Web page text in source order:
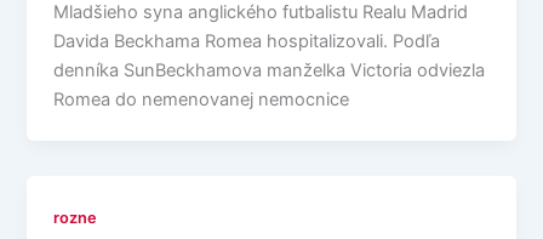
Mladšieho syna anglického futbalistu Realu Madrid
Davida Beckhama Romea hospitalizovali. Podľa
denníka SunBeckhamova manželka Victoria odviezla
Romea do nemenovanej nemocnice
rozne